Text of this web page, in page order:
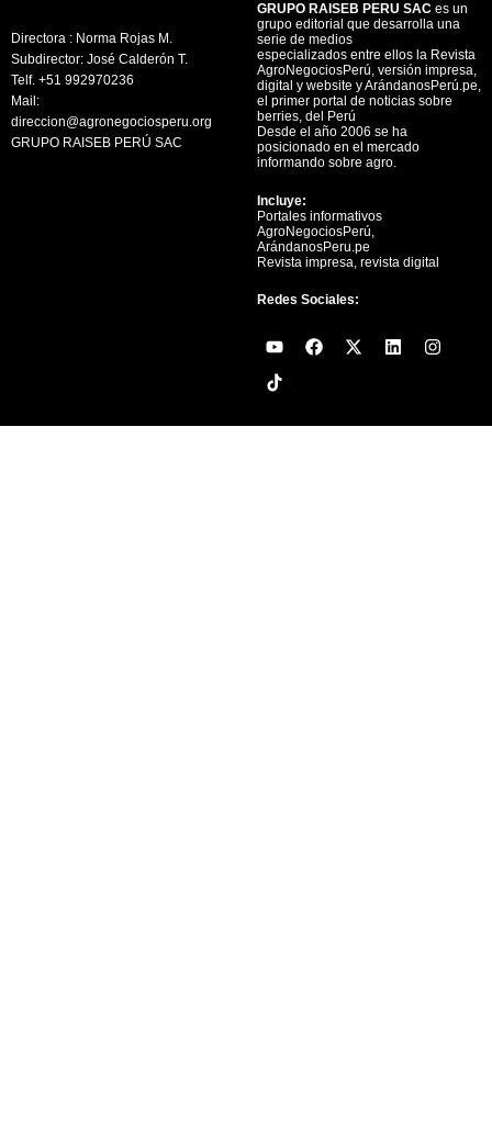
Directora : Norma Rojas M.
Subdirector: José Calderón T.
Telf. +51 992970236
Mail:
direccion@agronegociosperu.org
GRUPO RAISEB PERÚ SAC
GRUPO RAISEB PERU SAC es un
grupo editorial que desarrolla una
serie de medios
especializados entre ellos la Revista
AgroNegociosPerú, versión impresa,
digital y website y ArándanosPerú.pe,
el primer portal de noticias sobre
berries, del Perú
Desde el año 2006 se ha
posicionado en el mercado
informando sobre agro.
Incluye:
Portales informativos
AgroNegociosPerú,
ArándanosPeru.pe
Revista impresa, revista digital
Redes Sociales:
Y
o
u
t
b
F
a
o
X
-
t
L
i
d
I
n
g